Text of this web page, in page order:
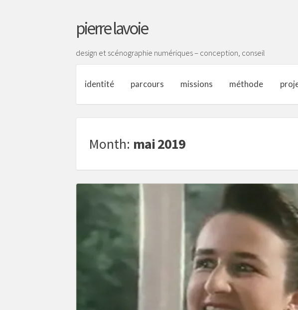
pierre lavoie
design et scénographie numériques – conception, conseil
identité parcours missions méthode
Month: mai 2019